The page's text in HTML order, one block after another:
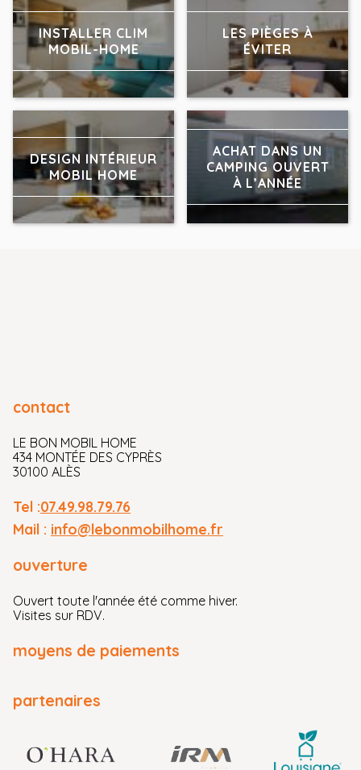
INSTALLER CLIM
MOBIL-HOME
LES PIÈGES À
ÉVITER
DESIGN INTÉRIEUR
MOBIL HOME
ACHAT DANS UN
CAMPING OUVERT
À L’ANNÉE
contact
LE BON MOBIL HOME
434 MONTÉE DES CYPRÈS
30100 ALÈS
Tel :07.49.98.79.76
Mail : info@lebonmobilhome.fr
ouverture
Ouvert toute l'année été comme hiver.
Visites sur RDV.
moyens de paiements
partenaires